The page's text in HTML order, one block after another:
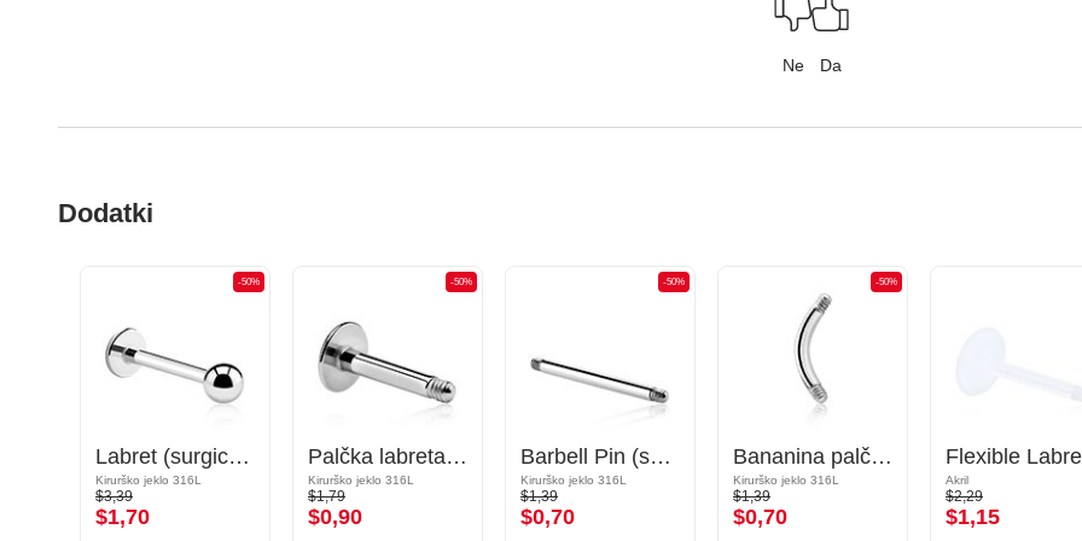
Ne Da
Dodatki
-50%
Labret (surgical steel, silver, shiny finish)
Kirurško jeklo 316L
$3,39
$1,70
-50%
Palčka labreta (kirurško jeklo, srebrna, sijoč zaključek)
Kirurško jeklo 316L
$1,79
$0,90
-50%
Barbell Pin (surgical steel, silver, shiny finish)
Kirurško jeklo 316L
$1,39
$0,70
-50%
Bananina palčka
Kirurško jeklo 316L
$1,39
$0,70
Akril
$2,29
$1,15